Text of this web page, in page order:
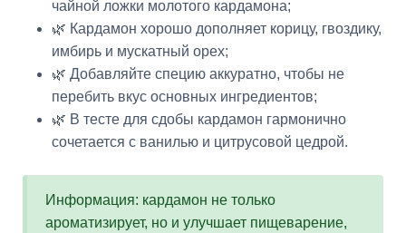
чайной ложки молотого кардамона;
🌿 Кардамон хорошо дополняет корицу, гвоздику,
имбирь и мускатный орех;
🌿 Добавляйте специю аккуратно, чтобы не
перебить вкус основных ингредиентов;
🌿 В тесте для сдобы кардамон гармонично
сочетается с ванилью и цитрусовой цедрой.
Информация: кардамон не только
ароматизирует, но и улучшает пищеварение,